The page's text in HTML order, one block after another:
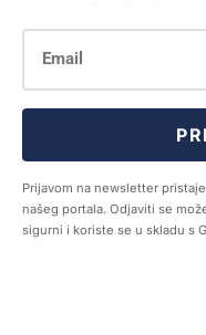
Prijavom na newsletter
našeg portala. Odjaviti se
sigurni i koriste se u skladu s